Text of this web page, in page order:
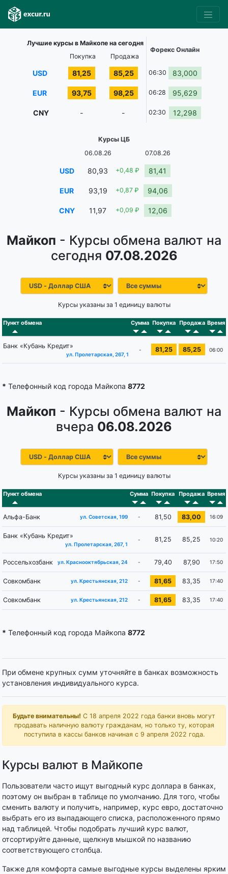
Майкоп - Курсы обмена валют на
сегодня 07.08.2026
Курсы указаны за 1 единицу валюты
Пункт обмена Сумма Покупка Продажа Время
Банк «Кубань Кредит»
ул. Пролетарская, 267, 1
- 81,25 85,25 06:00
* Телефонный код города Майкопа 8772
Майкоп - Курсы обмена валют на
вчера 06.08.2026
Курсы указаны за 1 единицу валюты
Пункт обмена Сумма Покупка Продажа Время
Альфа-Банк ул. Советская, 199 - 81,50 83,00 16:09
Банк «Кубань Кредит»
ул. Пролетарская, 267, 1
- 81,25 85,25 10:20
Россельхозбанк ул. Краснооктябрьская, 24 - 79,40 87,90 17:50
Совкомбанк ул. Крестьянская, 212 - 81,65 83,35 17:40
Совкомбанк ул. Крестьянская, 212 - 81,65 83,35 17:40
* Телефонный код города Майкопа 8772
При обмене крупных сумм уточняйте в банках возможность
установления индивидуального курса.
Будьте внимательны! С 18 апреля 2022 года банки вновь могут
продавать наличную валюту гражданам, но только ту, которая
поступила в кассы банков начиная с 9 апреля 2022 года.
Курсы валют в Майкопе
Пользователи часто ищут выгодный курс доллара в банках,
поэтому он выбран в таблице по умолчанию. Для того, чтобы
сменить валюту и получить, например, курс евро, достаточно
выбрать его из выпадающего списка, расположенного прямо
над таблицей. Чтобы подобрать лучший курс валют,
отсортируйте данные, щелкнув мышкой по названию
соответствующего столбца.
Также для комфорта самые выгодные курсы выделены ярким
Лучшие курсы в Майкопе на сегодня
Форекс Онлайн
Покупка
Продажа
USD 81,25 85,25 06:30 83,000
EUR 93,75 98,25 06:28 95,629
CNY - - 02:30 12,298
Курсы ЦБ
06.08.26
07.08.26
USD 80,93 +0,48 ₽ 81,41
EUR 93,19 +0,87 ₽ 94,06
CNY 11,97 +0,09 ₽ 12,06